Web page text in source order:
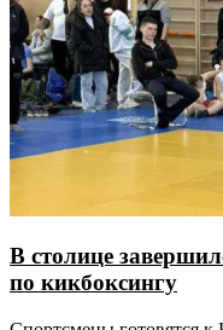
В столице
по кикбоксингу